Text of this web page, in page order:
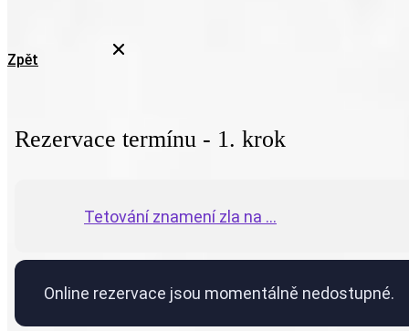
Zpět
Rezervace termínu - 1. krok
Tetování znamení zla na ...
Online rezervace jsou momentálně nedostupné.